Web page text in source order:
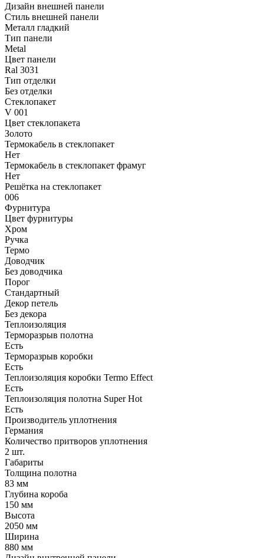
Дизайн внешней панели
Стиль внешней панели
Металл гладкий
Тип панели
Metal
Цвет панели
Ral 3031
Тип отделки
Без отделки
Стеклопакет
V 001
Цвет стеклопакета
Золото
Термокабель в стеклопакет
Нет
Термокабель в стеклопакет фрамуг
Нет
Решётка на стеклопакет
006
Фурнитура
Цвет фурнитуры
Хром
Ручка
Термо
Доводчик
Без доводчика
Порог
Стандартный
Декор петель
Без декора
Теплоизоляция
Терморазрыв полотна
Есть
Терморазрыв коробки
Есть
Теплоизоляция коробки Termo Effect
Есть
Теплоизоляция полотна Super Нot
Есть
Производитель уплотнения
Германия
Количество притворов уплотнения
2 шт.
Габариты
Толщина полотна
83 мм
Глубина короба
150 мм
Высота
2050 мм
Ширина
880 мм